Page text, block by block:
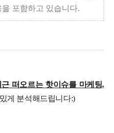
포함하고 있습니다.
근 떠오르는 핫이슈를 마케팅,
게 분석해드립니다:)